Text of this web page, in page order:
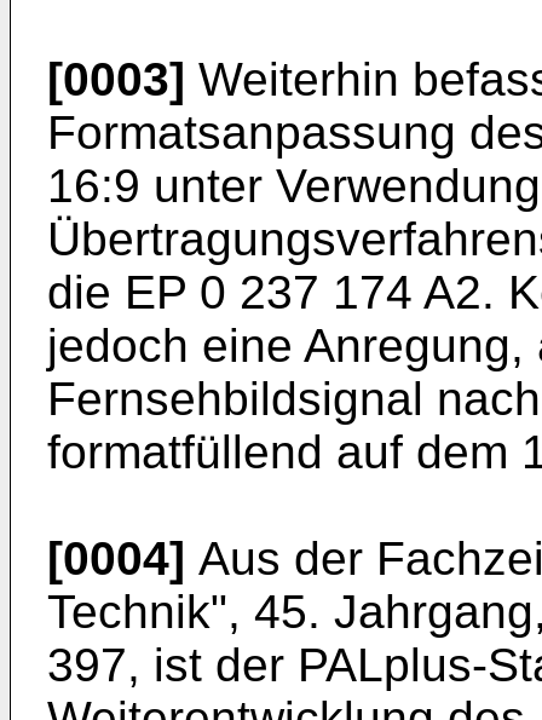
[0003] Weiterhin
Formatsanpassung
16:9 unter
die EP 0 237 174 A2.
jedoch eine Anregung,
Fernsehbildsignal
formatfüllend auf dem
[0004] Aus der
Technik", 45.
397, ist der PALplus-